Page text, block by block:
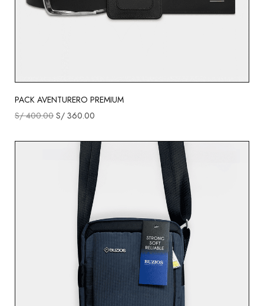
PACK AVENTURERO PREMIUM
S/400.00 S/ 360.00